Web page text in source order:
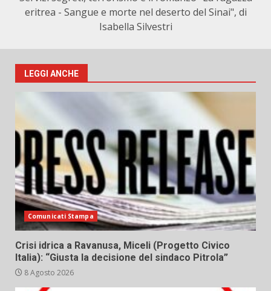
eritrea - Sangue e morte nel deserto del Sinai", di
Isabella Silvestri
LEGGI ANCHE
Comunicati Stampa
Crisi idrica a Ravanusa, Miceli (Progetto Civico
Italia): “Giusta la decisione del sindaco Pitrola”
8 Agosto 2026